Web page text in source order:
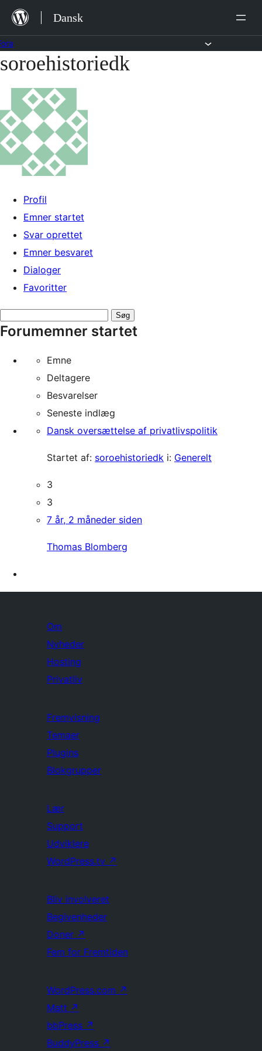
Hop
indhold
Dansk
Spring
indhold
soroehistoriedk
Profil
Emner startet
Svar oprettet
Emner besvaret
Dialoger
Favoritter
emner:
Forumemner startet
Emne
Deltagere
Besvarelser
Seneste indlæg
Dansk oversættelse af privatlivspolitik
Startet af: soroehistoriedk i: Generelt
3
3
7 år, 2 måneder siden
Thomas Blomberg
Om
Nyheder
Hosting
Privatliv
Fremvisning
Temaer
Plugins
Blokgrupper
Lær
Support
Udviklere
WordPress.tv ↗
Bliv involveret
Begivenheder
Doner ↗
Fem for Fremtiden
WordPress.com ↗
Matt ↗
bbPress ↗
BuddyPress ↗